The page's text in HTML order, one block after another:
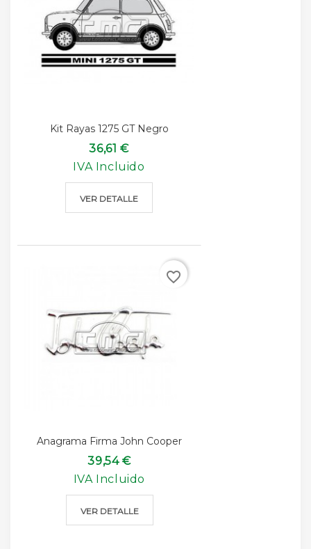
Kit Rayas 1275 GT Negro
36,61 €
IVA Incluido
VER DETALLE
Anagrama Firma John Cooper
39,54 €
IVA Incluido
VER DETALLE
favorite_border